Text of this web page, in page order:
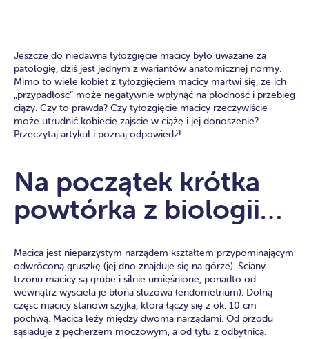
Jeszcze do niedawna tyłozgięcie macicy było uważane za
patologię, dziś jest jednym z wariantów anatomicznej normy.
Mimo to wiele kobiet z tyłozgięciem macicy martwi się, że ich
„przypadłość” może negatywnie wpłynąć na płodność i przebieg
ciąży. Czy to prawda? Czy tyłozgięcie macicy rzeczywiście
może utrudnić kobiecie zajście w ciążę i jej donoszenie?
Przeczytaj artykuł i poznaj odpowiedź!
Na początek krótka
powtórka z biologii…
Macica jest nieparzystym narządem kształtem przypominającym
odwróconą gruszkę (jej dno znajduje się na górze). Ściany
trzonu macicy są grube i silnie umięśnione, ponadto od
wewnątrz wyściela je błona śluzowa (endometrium). Dolną
część macicy stanowi szyjka, która łączy się z ok. 10 cm
pochwą. Macica leży między dwoma narządami. Od przodu
sąsiaduje z pęcherzem moczowym, a od tyłu z odbytnicą.